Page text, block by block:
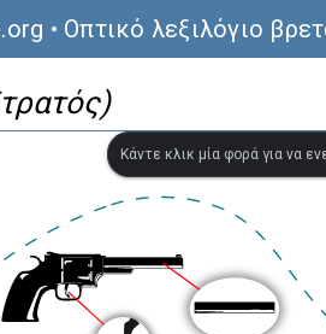
• Οπτικό λεξιλόγιο
Κάντε κλικ μία φορά για να